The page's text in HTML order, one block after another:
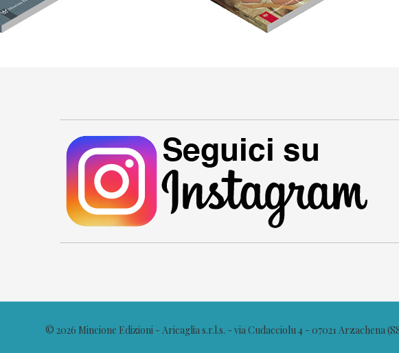
© 2026 Mincione Edizioni - Aricaglia s.r.l.s. - via Cudacciolu 4 - 07021 Arzachena